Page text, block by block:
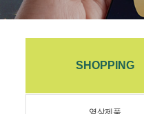
SHOPPING
영상제품